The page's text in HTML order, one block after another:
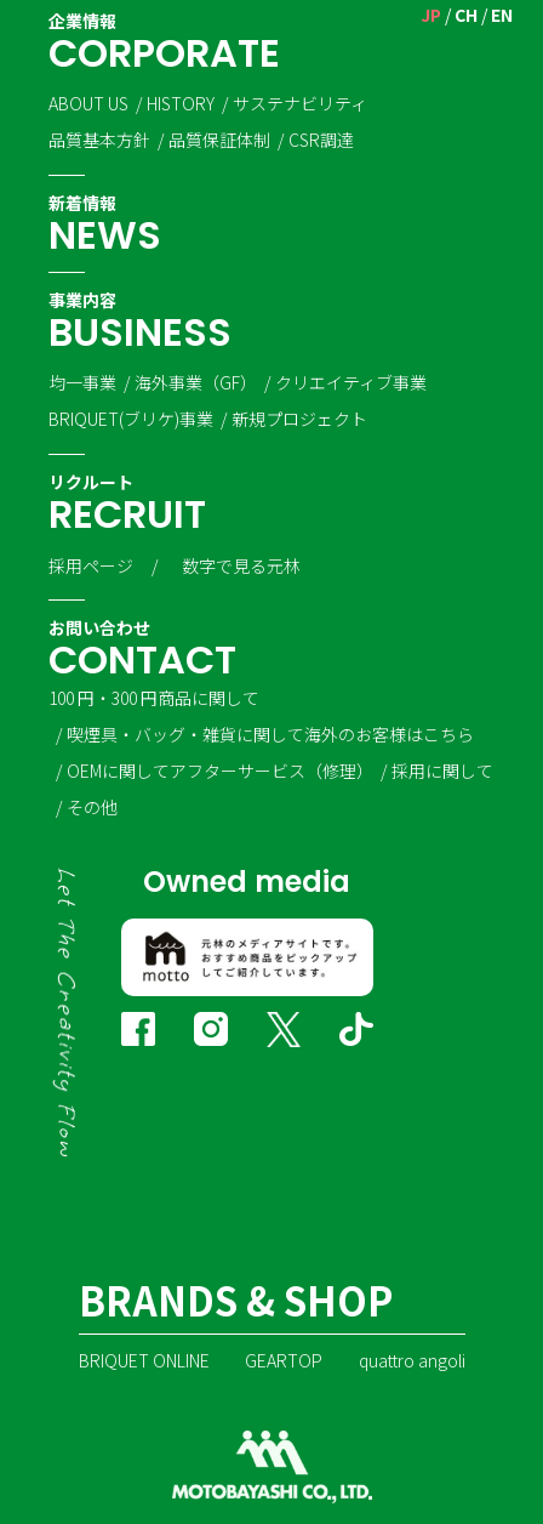
JP CH EN
企業情報
CORPORATE
ABOUT US HISTORY
サステナビリティ
品質基本方針
品質保証体制 CSR調達
新着情報
NEWS
事業内容
BUSINESS
均一事業 海外事業（GF）
クリエイティブ事業
BRIQUET(ブリケ)事業
新規プロジェクト
リクルート
RECRUIT
採用ページ 数字で見る元林
お問い合わせ
CONTACT
100 円・300 円商品に関して
喫煙具・バッグ・雑貨に関して海外のお客様はこちら
OEMに関してアフターサービス（修理）
採用に関して
その他
Owned media
BRANDS & SHOP
BRIQUET ONLINE GEARTOP quattro angoli